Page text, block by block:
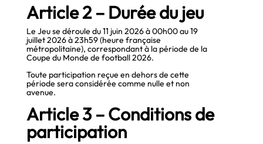
Article 2 – Durée du jeu
Le Jeu se déroule du 11 juin 2026 à 00h00 au 19
juillet 2026 à 23h59 (heure française
métropolitaine), correspondant à la période de la
Coupe du Monde de football 2026.
Toute participation reçue en dehors de cette
période sera considérée comme nulle et non
avenue.
Article 3 – Conditions de
participation